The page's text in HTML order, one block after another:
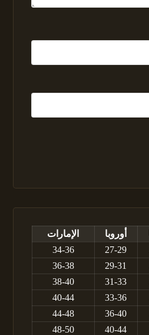
أوروبا
الإمارات
27-29
34-36
29-31
36-38
31-33
38-40
33-36
40-44
36-40
44-48
40-44
48-50